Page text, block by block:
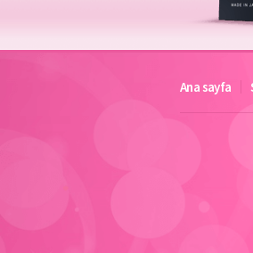
Ana sayfa